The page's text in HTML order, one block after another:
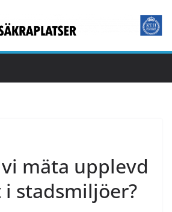
mäta upplevd
stadsmiljöer?